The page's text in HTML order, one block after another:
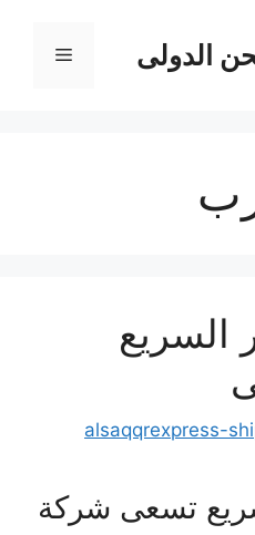
الدولى القائمة
السريع
alsaqqrexpress-
تسعى شركة